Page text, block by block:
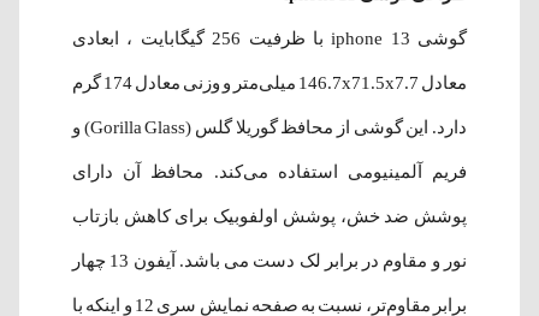
گوشی iphone 13 با ظرفیت 256 گیگابایت ، ابعادی
معادل 146.7x71.5x7.7 میلی‌متر و وزنی معادل 174 گرم
دارد. این گوشی از محافظ گوریلا گلس (Gorilla Glass) و
فریم آلمینیومی استفاده می‌کند. محافظ آن دارای
پوشش ضد خش، پوشش اولفوبیک برای کاهش بازتاب
نور و مقاوم در برابر لک دست می باشد. آیفون 13 چهار
برابر مقاوم‌تر، نسبت به صفحه نمایش سری 12 و اینکه با